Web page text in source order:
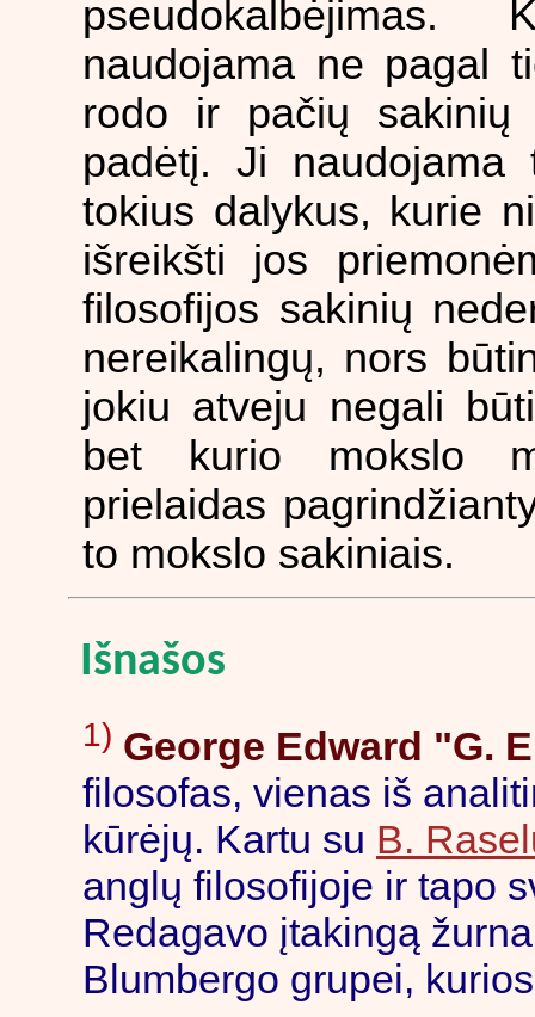
pseudokalbėjimas.
naudojama ne pagal
rodo ir pačių sakinių
padėtį. Ji
tokius dalykus, kurie
išreikšti jos
filosofijos sakinių
nereikalingų, nors
jokiu atveju negali
bet kurio mokslo
prielaidas
to mokslo sakiniais.
Išnašos
1) George Edward "G.
filosofas, vienas iš
kūrėjų. Kartu su B.
anglų filosofijoje ir tapo
Redagavo įtakingą
Blumbergo grupei,